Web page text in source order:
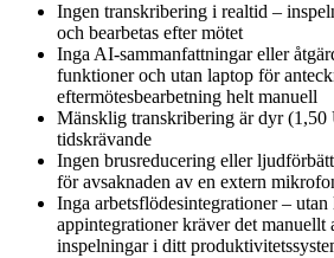
Ingen transkribering i realtid –
och bearbetas efter mötet
Inga AI-sammanfattningar eller
funktioner och utan laptop för
eftermötesbearbetning helt manuell
Mänsklig transkribering är dyr (1,50
tidskrävande
Ingen brusreducering eller
för avsaknaden av en extern
Inga arbetsflödesintegrationer – utan
appintegrationer kräver det manuellt
inspelningar i ditt